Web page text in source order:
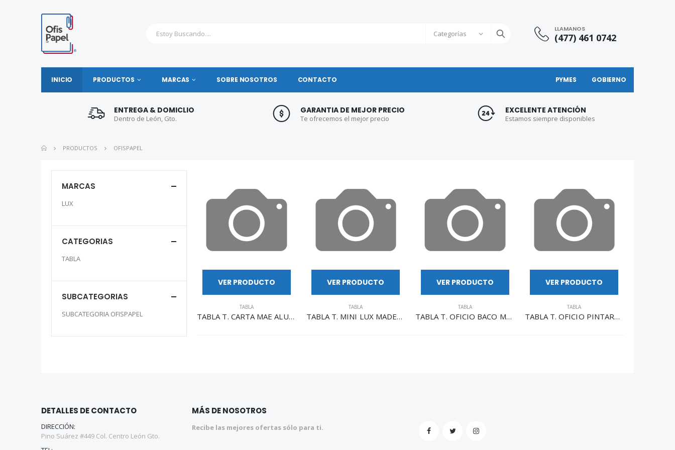
LLAMANOS
(477) 461 0742
INICIO PRODUCTOS MARCAS SOBRE NOSOTROS CONTACTO GOBIERNO
PYMES
ENTREGA & DOMICLIO
Dentro de León, Gto.
GARANTIA DE MEJOR PRECIO
Te ofrecemos el mejor precio
EXCELENTE ATENCIÓN
Estamos siempre disponibles
PRODUCTOS OFISPAPEL
VER PRODUCTO
TABLA
TABLA T. CARTA MAE ALUMINIO C/CLIP M-123
VER PRODUCTO
TABLA
TABLA T. MINI LUX MADERA C/CLIP TE-10
VER PRODUCTO
TABLA
TABLA T. OFICIO BACO MADERA TB003
VER PRODUCTO
TABLA
TABLA T. OFICIO PINTARRON ALFRA 6659
MARCAS
LUX
CATEGORIAS
TABLA
SUBCATEGORIAS
SUBCATEGORIA OFISPAPEL
DETALLES DE CONTACTO
DIRECCIÓN:
Pino Suárez #449 Col. Centro León Gto.
MÁS DE NOSOTROS
Recibe las mejores ofertas sólo para ti.